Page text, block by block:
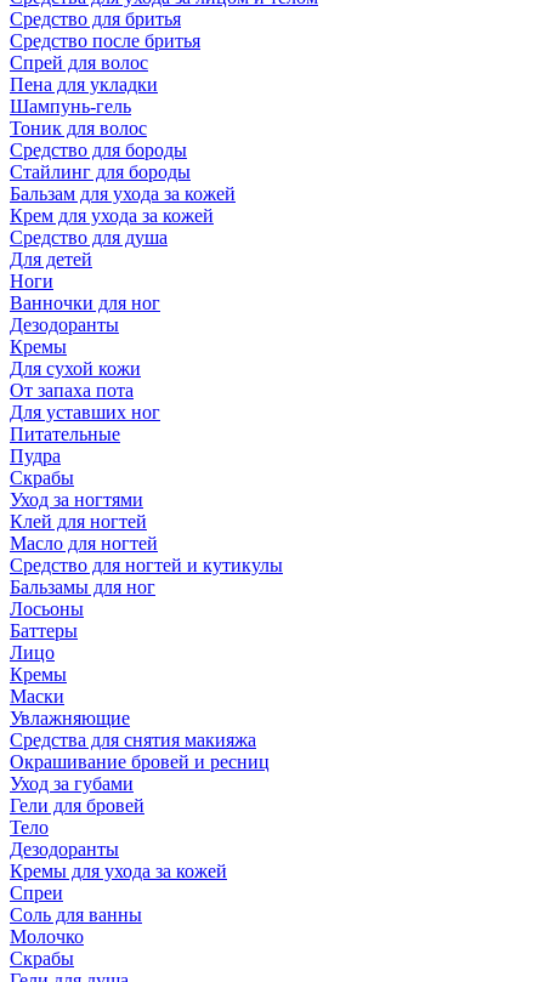
Средство для бритья
Средство после бритья
Спрей для волос
Пена для укладки
Шампунь-гель
Тоник для волос
Средство для бороды
Стайлинг для бороды
Бальзам для ухода за кожей
Крем для ухода за кожей
Средство для душа
Для детей
Ноги
Ванночки для ног
Дезодоранты
Кремы
Для сухой кожи
От запаха пота
Для уставших ног
Питательные
Пудра
Скрабы
Уход за ногтями
Клей для ногтей
Масло для ногтей
Средство для ногтей и кутикулы
Бальзамы для ног
Лосьоны
Баттеры
Лицо
Кремы
Маски
Увлажняющие
Средства для снятия макияжа
Окрашивание бровей и ресниц
Уход за губами
Гели для бровей
Тело
Дезодоранты
Кремы для ухода за кожей
Спреи
Соль для ванны
Молочко
Скрабы